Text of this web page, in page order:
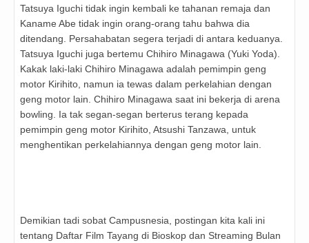
Tatsuya Iguchi tidak ingin kembali ke tahanan remaja dan
Kaname Abe tidak ingin orang-orang tahu bahwa dia
ditendang. Persahabatan segera terjadi di antara keduanya.
Tatsuya Iguchi juga bertemu Chihiro Minagawa (Yuki Yoda).
Kakak laki-laki Chihiro Minagawa adalah pemimpin geng
motor Kirihito, namun ia tewas dalam perkelahian dengan
geng motor lain. Chihiro Minagawa saat ini bekerja di arena
bowling. Ia tak segan-segan berterus terang kepada
pemimpin geng motor Kirihito, Atsushi Tanzawa, untuk
menghentikan perkelahiannya dengan geng motor lain.
Demikian tadi sobat Campusnesia, postingan kita kali ini
tentang Daftar Film Tayang di Bioskop dan Streaming Bulan